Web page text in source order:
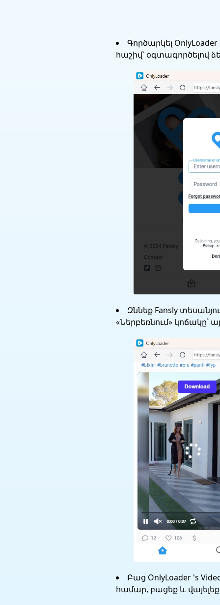
Գործարկել
հաշիվ՝ օգտագործելով
Զննեք Fansly
«Ներբեռնում» կոճակը՝
Բաց OnlyLoader 's
համար, բացեք և